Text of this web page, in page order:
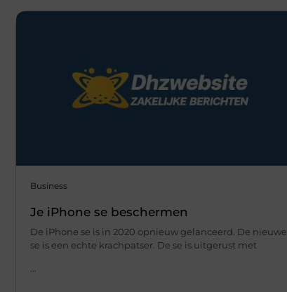
Business
Je iPhone se beschermen
De iPhone se is in 2020 opnieuw gelanceerd. De nieuwe
se is een echte krachpatser. De se is uitgerust met